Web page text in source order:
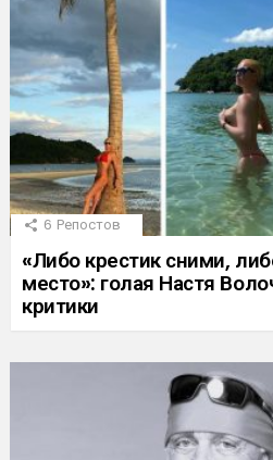
6 Репостов
«Либо крестик сними,
место»: голая Настя
критики